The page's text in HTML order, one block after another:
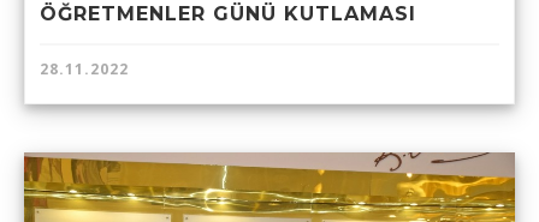
ÖĞRETMENLER GÜNÜ KUTLAMASI
28.11.2022